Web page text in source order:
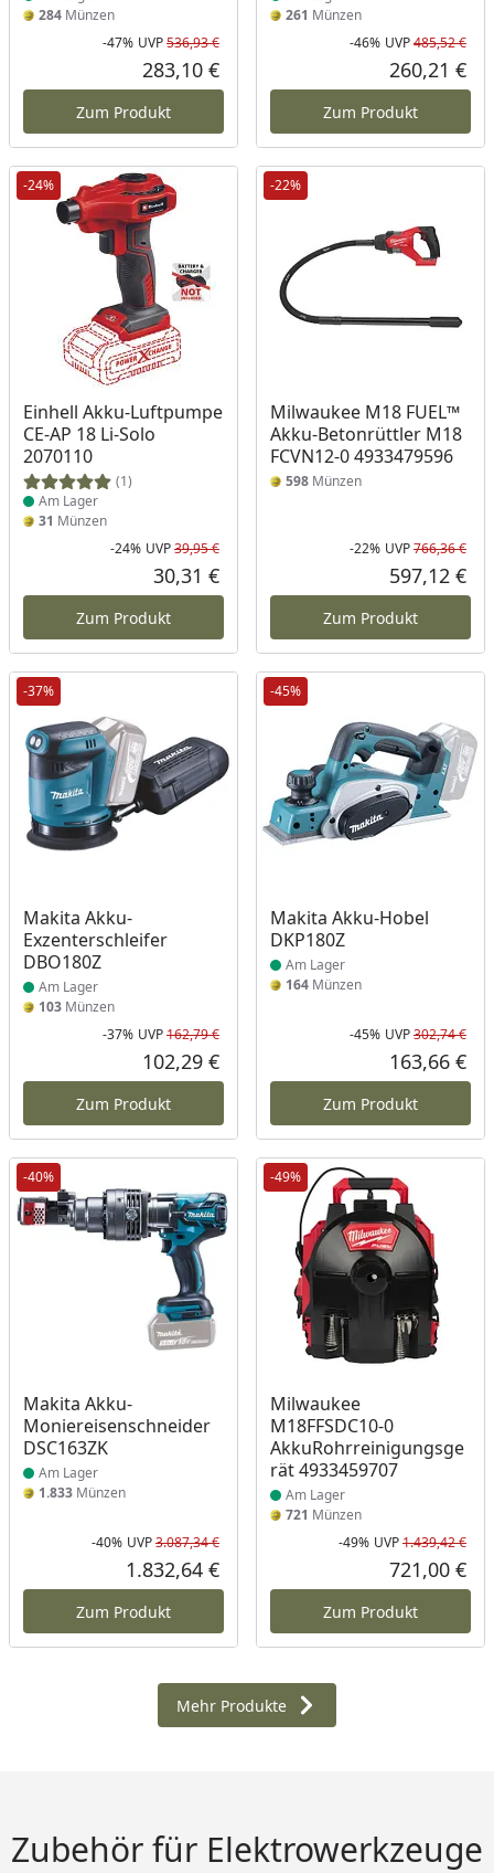
284 Münzen
Rabatt in Prozent
-47%
Ursprünglicher Preis
UVP536,93 €
Aktueller Preis
283,10 €
Zum Produkt
261 Münzen
-46% UVP485,52 €
260,21 €
Zum Produkt
-24%
Einhell Akku-Luftpumpe
CE-AP 18 Li-Solo
2070110
(1)
Produkt am Lager
Am Lager
31 Münzen
Rabatt in Prozent
-24%
Ursprünglicher Preis
UVP39,95 €
Aktueller Preis
30,31 €
Zum Produkt
-22%
Milwaukee M18 FUEL™
Akku-Betonrüttler M18
FCVN12-0 4933479596
598 Münzen
-22% UVP766,36 €
597,12 €
Zum Produkt
-37%
Makita Akku-
Exzenterschleifer
DBO180Z
Produkt am Lager
Am Lager
103 Münzen
Rabatt in Prozent
-37%
Ursprünglicher Preis
UVP162,79 €
Aktueller Preis
102,29 €
Zum Produkt
-45%
Makita Akku-Hobel
DKP180Z
Produkt am Lager
Am Lager
164 Münzen
-45% UVP302,74 €
163,66 €
Zum Produkt
-40%
Makita Akku-
Moniereisenschneider
DSC163ZK
Produkt am Lager
Am Lager
1.833 Münzen
Rabatt in Prozent
-40%
Ursprünglicher Preis
UVP3.087,34 €
Aktueller Preis
1.832,64 €
Zum Produkt
-49%
Milwaukee
M18FFSDC10-0
AkkuRohrreinigungsge
rät 4933459707
Produkt am Lager
Am Lager
721 Münzen
-49% UVP1.439,42 €
721,00 €
Zum Produkt
Mehr Produkte
Zubehör für Elektrowerkzeuge